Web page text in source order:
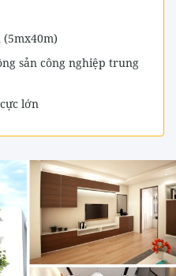
sản công nghiệp trung
lớn